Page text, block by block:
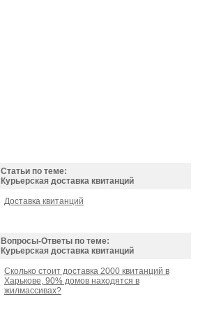
Статьи по теме:
Курьерская доставка квитанций
Доставка квитанций
Вопросы-Ответы по теме:
Курьерская доставка квитанций
Сколько стоит доставка 2000 квитанций в
Харькове, 90% домов находятся в
жилмассивах?